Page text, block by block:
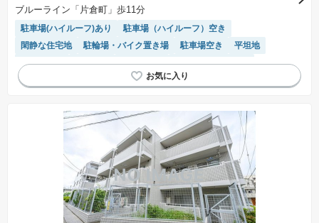
いたします。
場合があります。
ブルーライン「片倉町」歩11分
駐車場(ハイルーフ)あり
駐車場（ハイルーフ）空き
閑静な住宅地
駐輪場・バイク置き場 駐車場空き
平坦地
陽当り良好
前面棟無 平置駐車場 駐車場(普通車)あり